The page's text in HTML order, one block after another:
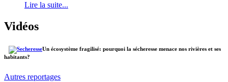
Lire la suite...
Vidéos
Un écosystème fragilisé: pourquoi la sécheresse menace nos rivières et ses
habitants?
Autres reportages